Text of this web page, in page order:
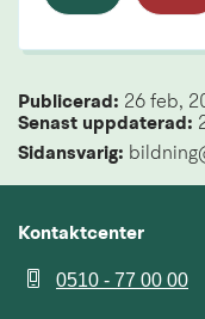
Publicerad: 26 feb,
Senast uppdaterad:
Sidansvarig:
Kontaktcenter
0510 - 77 00 00